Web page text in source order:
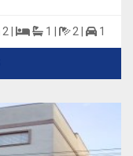
2 | 1 | 2 | 1